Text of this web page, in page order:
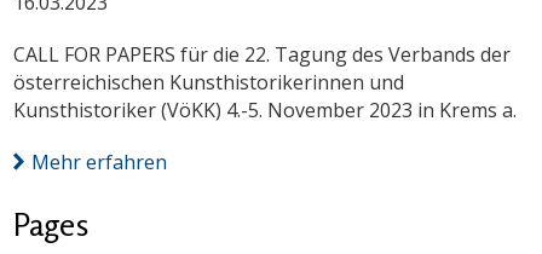
CALL FOR PAPERS für die 22. Tagung des Verbands der
österreichischen Kunsthistorikerinnen und
Kunsthistoriker (VöKK) 4.-5. November 2023 in Krems a.
Mehr erfahren
Pages